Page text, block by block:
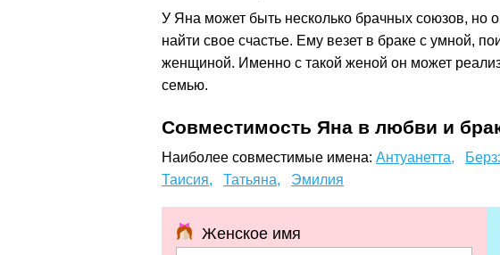
У Яна может быть несколько брачных союзов, но
найти свое счастье. Ему везет в браке с умной,
женщиной. Именно с такой женой он может
семью.
Совместимость Яна в любви и
Наиболее совместимые имена: Антуанетта,
Таисия,
Татьяна, Эмилия
Женское имя